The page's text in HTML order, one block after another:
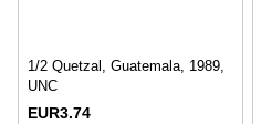
1/2 Quetzal, Guatemala, 1989,
UNC
EUR3.74